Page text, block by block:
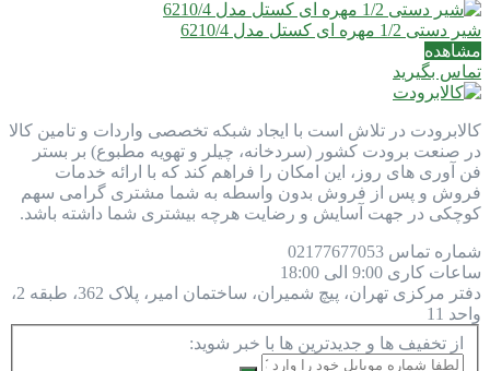
شیر دستی 1/2 مهره ای کستل مدل 6210/4
مشاهده
تماس بگیرید
کالابرودت در تلاش است با ایجاد شبکه تخصصی واردات و تامین کالا
در صنعت برودت کشور (سردخانه، چیلر و تهویه مطبوع) بر بستر
فن آوری های روز، این امکان را فراهم کند که با ارائه خدمات
فروش و پس از فروش بدون واسطه به شما مشتری گرامی سهم
کوچکی در جهت آسایش و رضایت هرچه بیشتری شما داشته باشد.
شماره تماس 021 77677053
ساعات کاری 9:00 الی 18:00
دفتر مرکزی
تهران، پیچ شمیران، ساختمان امیر، پلاک 362، طبقه 2،
واحد 11
از تخفیف ها و جدیدترین ها با خبر شوید: